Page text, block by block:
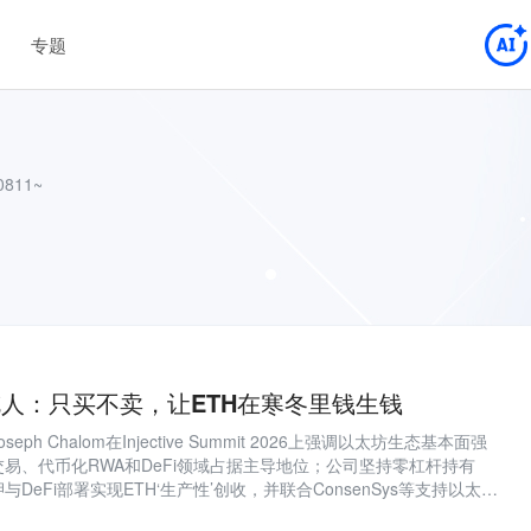
专题
：只买不卖，让ETH在寒冬里钱生钱
Chalom在Injective Summit 2026上强调以太坊生态基本面强
、代币化RWA和DeFi领域占据主导地位；公司坚持零杠杆持有
DeFi部署实现ETH‘生产性’创收，并联合ConsenSys等支持以太坊